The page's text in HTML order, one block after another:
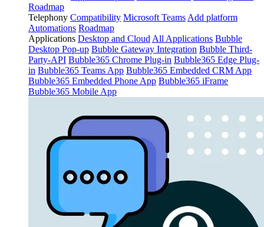
Roadmap
Telephony Compatibility Microsoft Teams Add platform
Automations Roadmap
Applications Desktop and Cloud All Applications Bubble
Desktop Pop-up Bubble Gateway Integration Bubble Third-
Party-API Bubble365 Chrome Plug-in Bubble365 Edge Plug-
in Bubble365 Teams App Bubble365 Embedded CRM App
Bubble365 Embedded Phone App Bubble365 iFrame
Bubble365 Mobile App